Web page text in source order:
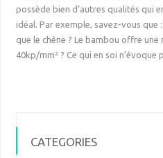
possède bien d’autres qualités qui
idéal. Par exemple, savez-vous que
que le chêne ? Le bambou offre
40kp/mm² ? Ce qui en soi
CATEGORIES